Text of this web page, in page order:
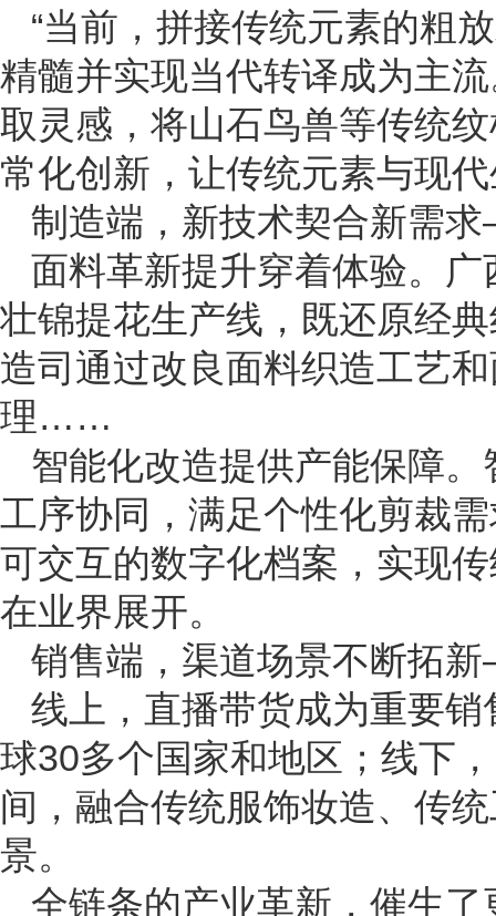
“当前，拼接传统元素的粗
精髓并实现当代转译成为主
取灵感，将山石鸟兽等传统
常化创新，让传统元素与现
制造端，新技术契合新需
面料革新提升穿着体验。
壮锦提花生产线，既还原经
造司通过改良面料织造工艺
理……
智能化改造提供产能保障
工序协同，满足个性化剪裁
可交互的数字化档案，实现
在业界展开。
销售端，渠道场景不断拓
线上，直播带货成为重要
球30多个国家和地区；线下
间，融合传统服饰妆造、传
景。
全链条的产业革新，催生了